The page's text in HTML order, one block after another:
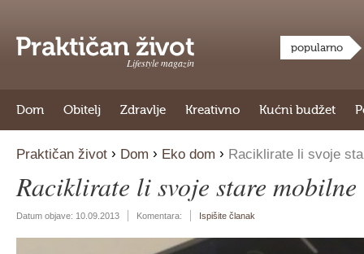
Lifestyle magazin
popularno
Dom Obitelj Zdravlje Kreativno Kućni budžet
Praktičan život › Dom › Eko dom › Raciklirate li svoje
Raciklirate li svoje stare mobilne
Datum objave: 10.09.2013 Komentara: Ispišite članak